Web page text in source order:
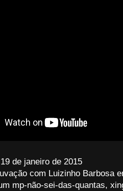
de janeiro de 2015
com Luizinho Barbosa
mp-não-sei-das-quantas,